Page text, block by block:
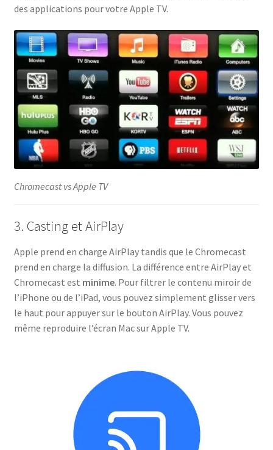
des applications pour votre Apple TV.
Chromecast vs Apple TV
3. Casting et AirPlay
Apple prend en charge AirPlay tandis que le Chromecast
prend en charge la diffusion. La différence entre AirPlay et
Chromecast est minime. Pour filtrer le contenu miroir de
l’iPhone ou de l’iPad, vous pouvez simplement glisser vers
le haut pour appuyer sur le bouton AirPlay. Vous pouvez
même reproduire l’écran Mac sur Apple TV.